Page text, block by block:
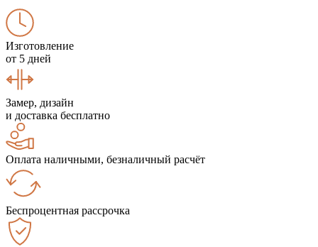
Изготовление
от 5 дней
Замер, дизайн
и доставка бесплатно
Оплата наличными, безналичный расчёт
Беспроцентная рассрочка